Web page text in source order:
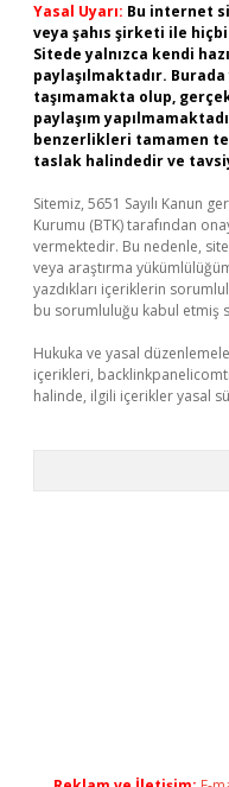
Yasal Uyarı: Bu internet
veya şahıs şirketi ile
Sitede yalnızca kendi
paylaşılmaktadır.
taşımamakta olup,
paylaşım
benzerlikleri tamamen
taslak halindedir ve
Sitemiz, 5651 Sayılı Kanun
Kurumu (BTK) tarafından
vermektedir. Bu nedenle,
veya araştırma
yazdıkları içeriklerin
bu sorumluluğu kabul etmiş
Hukuka ve yasal
içerikleri,
halinde, ilgili içerikler yasal